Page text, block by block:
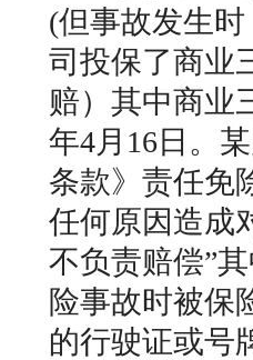
(但事故发生
司投保了商业
赔）其中商业
年4月16日。
条款》责任免
任何原因造成
不负责赔偿”
险事故时被保
的行驶证或号